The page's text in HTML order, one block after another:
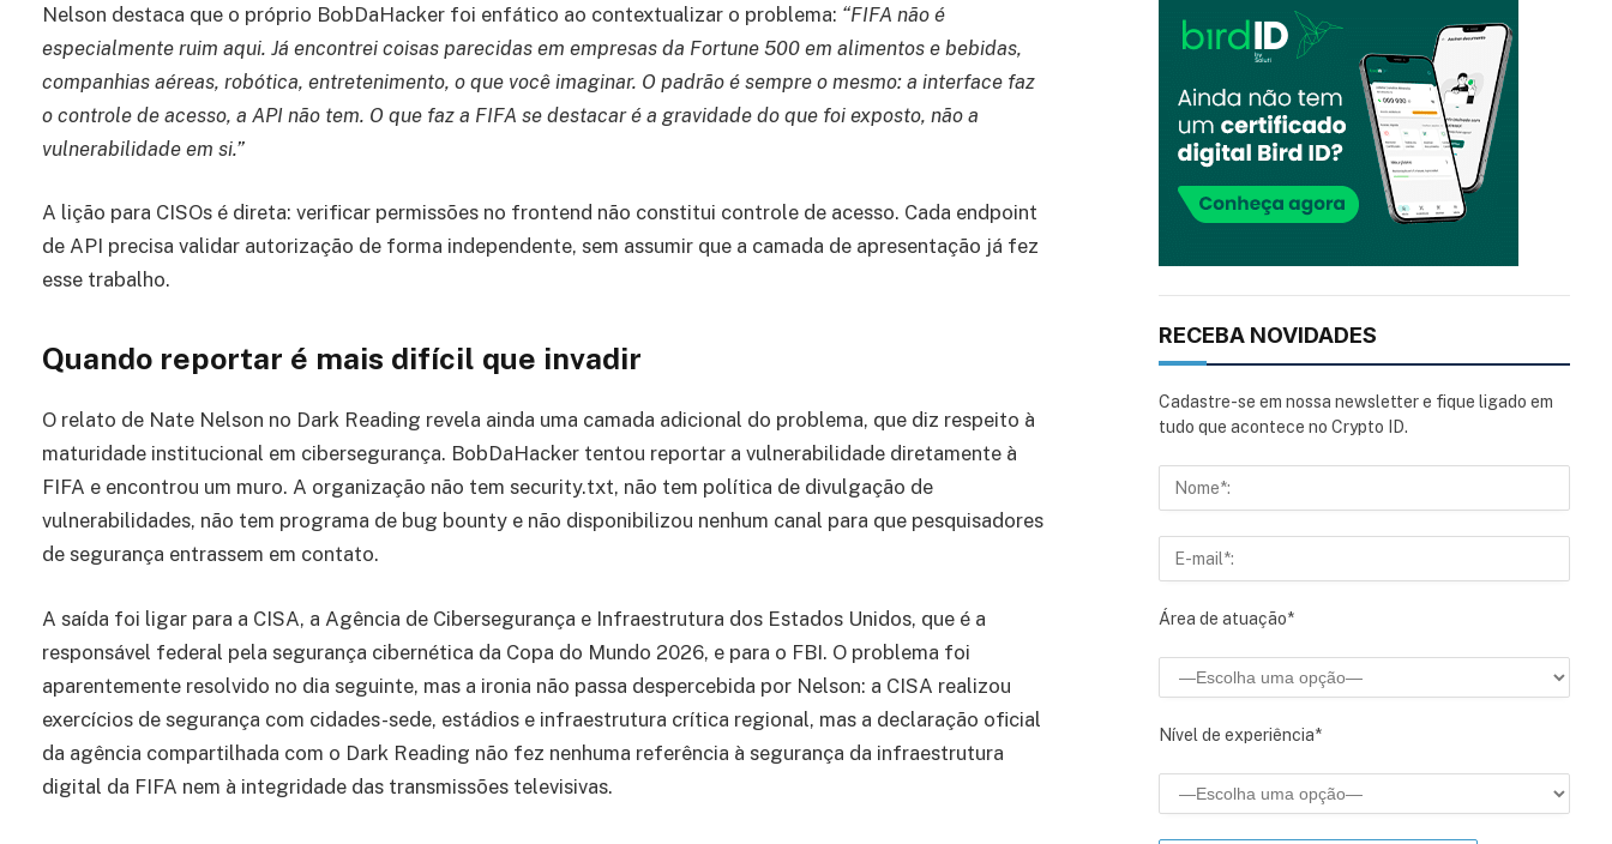
Nelson destaca que o próprio BobDaHacker foi enfático ao contextualizar o problema: “FIFA não é
especialmente ruim aqui. Já encontrei coisas parecidas em empresas da Fortune 500 em alimentos e bebidas,
companhias aéreas, robótica, entretenimento, o que você imaginar. O padrão é sempre o mesmo: a interface faz
o controle de acesso, a API não tem. O que faz a FIFA se destacar é a gravidade do que foi exposto, não a
vulnerabilidade em si.”
A lição para CISOs é direta: verificar permissões no frontend não constitui controle de acesso. Cada endpoint
de API precisa validar autorização de forma independente, sem assumir que a camada de apresentação já fez
esse trabalho.
Quando reportar é mais difícil que invadir
O relato de Nate Nelson no Dark Reading revela ainda uma camada adicional do problema, que diz respeito à
maturidade institucional em cibersegurança. BobDaHacker tentou reportar a vulnerabilidade diretamente à
FIFA e encontrou um muro. A organização não tem security.txt, não tem política de divulgação de
vulnerabilidades, não tem programa de bug bounty e não disponibilizou nenhum canal para que pesquisadores
de segurança entrassem em contato.
A saída foi ligar para a CISA, a Agência de Cibersegurança e Infraestrutura dos Estados Unidos, que é a
responsável federal pela segurança cibernética da Copa do Mundo 2026, e para o FBI. O problema foi
aparentemente resolvido no dia seguinte, mas a ironia não passa despercebida por Nelson: a CISA realizou
exercícios de segurança com cidades-sede, estádios e infraestrutura crítica regional, mas a declaração oficial
da agência compartilhada com o Dark Reading não fez nenhuma referência à segurança da infraestrutura
digital da FIFA nem à integridade das transmissões televisivas.
RECEBA NOVIDADES
Cadastre-se em nossa newsletter e fique ligado em
tudo que acontece no Crypto ID.
Área de atuação*
Nível de experiência*